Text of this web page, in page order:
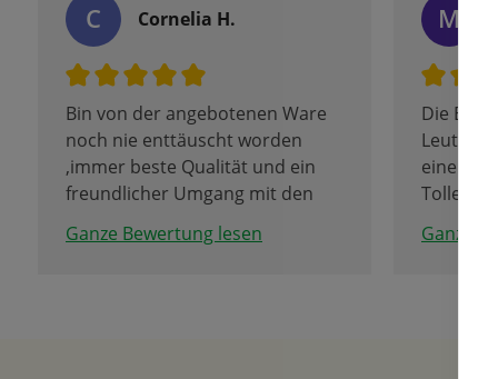
C Cornelia H.
Bin von der angebotenen Ware
noch nie enttäuscht worden
,immer beste Qualität und ein
freundlicher Umgang mit den
Ganze Bewertung lesen
M
Die
Leute,
einem
Tolle
Ganze